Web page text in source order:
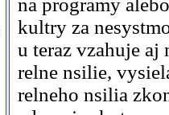
na programy
kultry za
u teraz vzahuje aj
relne nsilie,
relneho nsilia